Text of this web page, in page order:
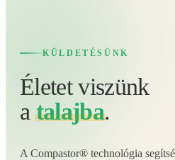
KÜLDETÉSÜNK
Életet viszünk
atalajba.
A Compastor® technológia